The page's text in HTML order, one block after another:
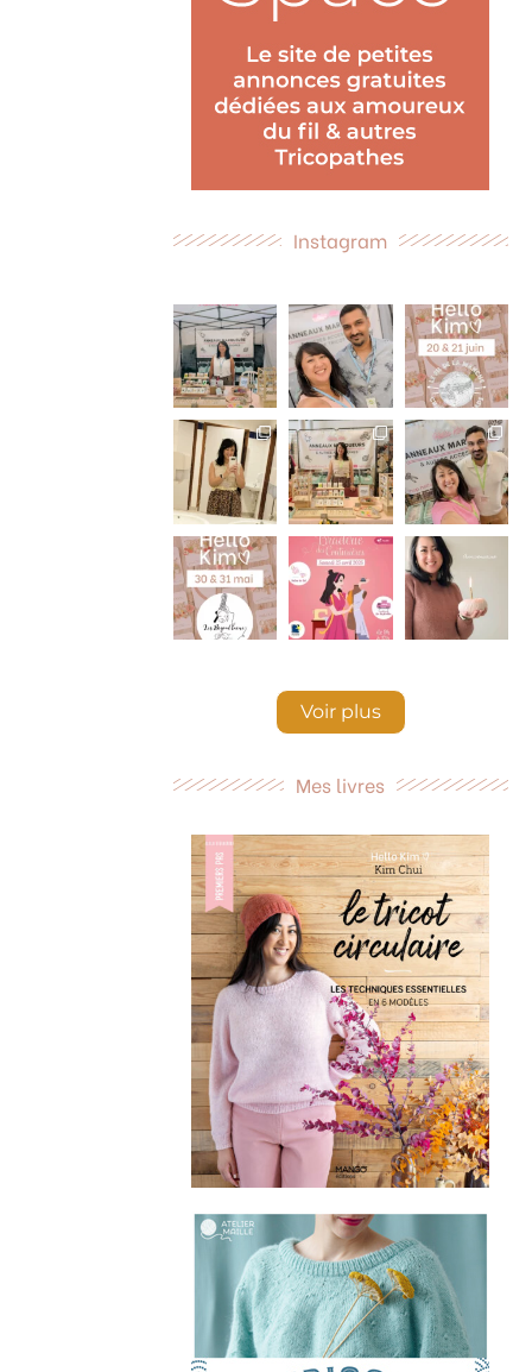
Instagram
Voir plus
Mes livres